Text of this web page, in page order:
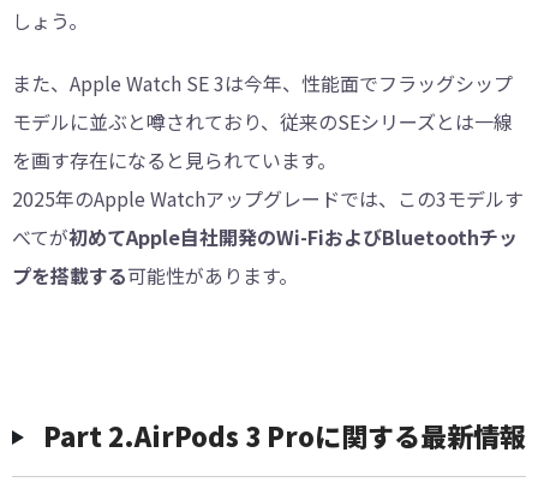
しょう。
また、Apple Watch SE 3は今年、性能面でフラッグシップ
モデルに並ぶと噂されており、従来のSEシリーズとは一線
を画す存在になると見られています。
2025年のApple Watchアップグレードでは、この3モデルす
べてが初めてApple自社開発のWi-FiおよびBluetoothチッ
プを搭載する可能性があります。
Part 2.AirPods 3 Proに関する最新情報